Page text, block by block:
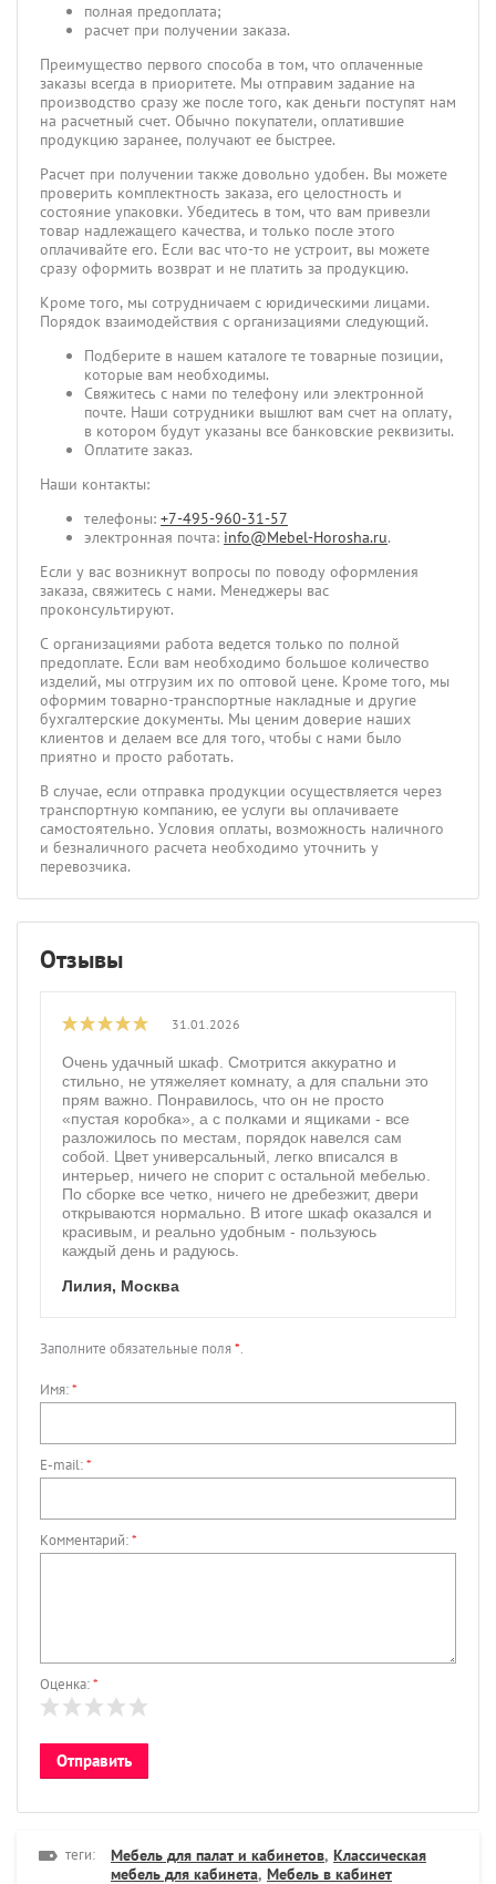
полная предоплата;
расчет при получении заказа.
Преимущество первого способа в том, что оплаченные
заказы всегда в приоритете. Мы отправим задание на
производство сразу же после того, как деньги поступят нам
на расчетный счет. Обычно покупатели, оплатившие
продукцию заранее, получают ее быстрее.
Расчет при получении также довольно удобен. Вы можете
проверить комплектность заказа, его целостность и
состояние упаковки. Убедитесь в том, что вам привезли
товар надлежащего качества, и только после этого
оплачивайте его. Если вас что-то не устроит, вы можете
сразу оформить возврат и не платить за продукцию.
Кроме того, мы сотрудничаем с юридическими лицами.
Порядок взаимодействия с организациями следующий.
Подберите в нашем каталоге те товарные позиции,
которые вам необходимы.
Свяжитесь с нами по телефону или электронной
почте. Наши сотрудники вышлют вам счет на оплату,
в котором будут указаны все банковские реквизиты.
Оплатите заказ.
Наши контакты:
телефоны: +7-495-960-31-57
электронная почта: info@Mebel-Horosha.ru.
Если у вас возникнут вопросы по поводу оформления
заказа, свяжитесь с нами. Менеджеры вас
проконсультируют.
С организациями работа ведется только по полной
предоплате. Если вам необходимо большое количество
изделий, мы отгрузим их по оптовой цене. Кроме того, мы
оформим товарно-транспортные накладные и другие
бухгалтерские документы. Мы ценим доверие наших
клиентов и делаем все для того, чтобы с нами было
приятно и просто работать.
В случае, если отправка продукции осуществляется через
транспортную компанию, ее услуги вы оплачиваете
самостоятельно. Условия оплаты, возможность наличного
и безналичного расчета необходимо уточнить у
перевозчика.
Отзывы
31.01.2026
Очень удачный шкаф. Смотрится аккуратно и
стильно, не утяжеляет комнату, а для спальни это
прям важно. Понравилось, что он не просто
«пустая коробка», а с полками и ящиками - все
разложилось по местам, порядок навелся сам
собой. Цвет универсальный, легко вписался в
интерьер, ничего не спорит с остальной мебелью.
По сборке все четко, ничего не дребезжит, двери
открываются нормально. В итоге шкаф оказался и
красивым, и реально удобным - пользуюсь
каждый день и радуюсь.
Лилия, Москва
Заполните обязательные поля*.
Имя:*
E-mail:*
Комментарий:*
Оценка:*
теги: Мебель для палат и кабинетов, Классическая
мебель для кабинета, Мебель в кабинет